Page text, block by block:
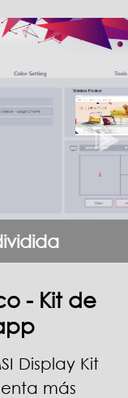
- Kit de
Display Kit
más